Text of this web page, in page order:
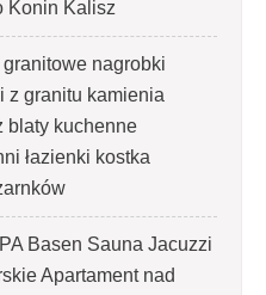
Konin Kalisz
nagrobki
z granitu kamienia
blaty kuchenne
łazienki kostka
Basen Sauna Jacuzzi
Apartament nad